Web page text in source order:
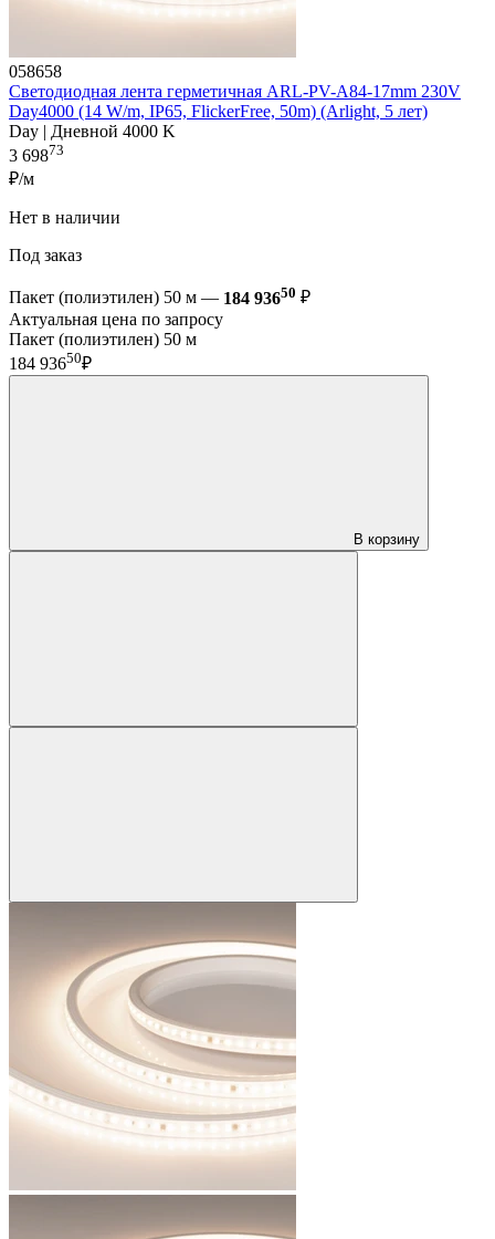
058658
Светодиодная лента герметичная ARL-PV-A84-17mm 230V
Day4000 (14 W/m, IP65, FlickerFree, 50m) (Arlight, 5 лет)
Day | Дневной 4000 K
3 69873
₽/м
Нет в наличии
Под заказ
Пакет (полиэтилен) 50 м — 184 93650 ₽
Актуальная цена по запросу
Пакет (полиэтилен) 50 м
184 93650₽
В корзину